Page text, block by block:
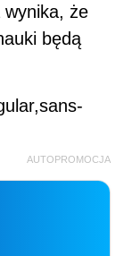
wynika, że
będą
AUTOPROMOCJA